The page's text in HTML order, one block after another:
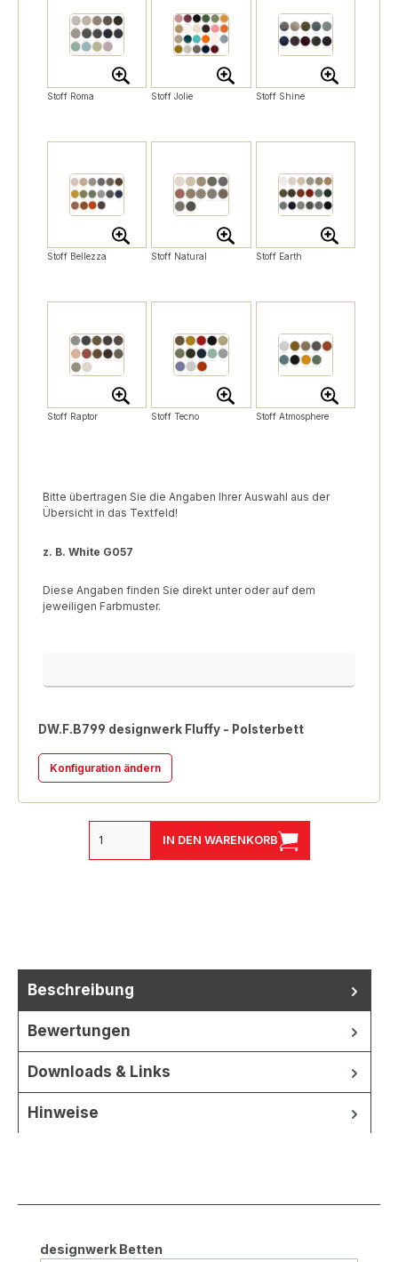
Stoff Roma Stoff Jolie Stoff Shine
Stoff Bellezza Stoff Natural Stoff Earth
Stoff Raptor Stoff Tecno Stoff Atmosphere
Bitte übertragen Sie die Angaben Ihrer Auswahl aus der
Übersicht in das Textfeld!
z. B. White G057
Diese Angaben finden Sie direkt unter oder auf dem
jeweiligen Farbmuster.
DW.F.B799 designwerk Fluffy - Polsterbett
Konfiguration ändern
IN DEN WARENKORB
Beschreibung
Bewertungen
Downloads & Links
Hinweise
Produktgalerie überspringen
designwerk Betten